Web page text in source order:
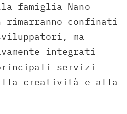
famiglia Nano
rimarranno confinati
ma
integrati
servizi
creatività e alla